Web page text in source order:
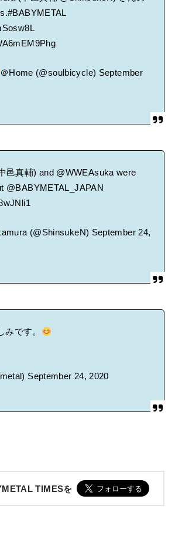
#BABYMETAL
＠Home (@soulbicycle) September
邑真輔) and @WWEAsuka were
@BABYMETAL_JAPAN
(@ShinsukeN) September 24,
みです。
September 24, 2020
TIMESを